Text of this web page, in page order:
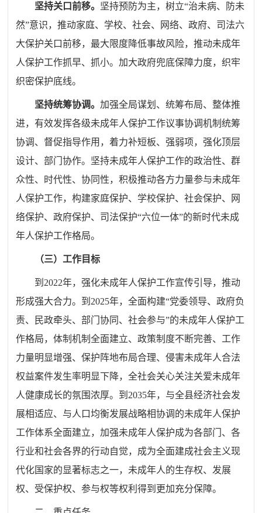
坚持关口前移。 坚持预防为主，树立“治未病、防未
然”意识，推动家庭、学校、社会、网络、政府、司法六
大保护关口前移，最大限度降低事故风险，推动未成年
人保护工作抓早、抓小。加大政府兜底保障力度，织牢
织密保护底线。
坚持统筹协调。加强全局谋划、统筹布局、整体推
进，有效发挥各级未成年人保护工作议事协调机制统筹
协调、督促指导作用，着力补短板、强弱项，强化顶层
设计、部门协作。坚持未成年人保护工作的政治性、群
众性、时代性、协同性，积极推动各方力量参与未成年
人保护工作，构建家庭保护、学校保护、社会保护、网
络保护、政府保护、司法保护“六位一体”的新时代未成
年人保护工作格局。
（三）工作目标
到 2022年，强化未成年人保护工作宣传引导，推动
形成强大合力。到 2025年，全面构建“党委领导、政府负
责、民政牵头、部门协同、社会参与”的未成年人保护工
作格局，体制机制全面建立、政策制度不断完善、工作
力量明显增强、保护阵地布局合理、侵害未成年人合法
权益案件发生率明显下降，全社会关心关注关爱未成年
人健康成长的氛围浓厚。到 2035年，与全县经济社会发
展相适应、与人口均衡发展战略相协调的未成年人保护
工作体系全面建立，加强未成年人保护成为各部门、各
行业和社会各界的行动自觉，成为全面建成社会主义现
代化国家的显著标志之一，未成年人的生存权、发展
权、受保护权、参与权等权利得到更加充分保障。